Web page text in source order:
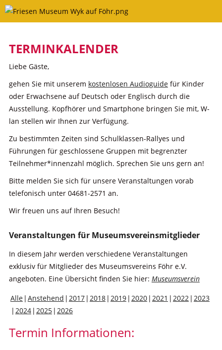
Skip
TERMINKALENDER
Liebe Gäste,
gehen Sie mit unserem kostenlosen Audioguidefür Kinder
oder Erwachsene auf Deutsch oder Englisch durch die
Ausstellung. Kopfhörer und Smartphone bringen Sie mit, W-
lan stellen wir Ihnen zur Verfügung.
Zu bestimmten Zeiten sind Schulklassen-Rallyes und
Führungen für geschlossene Gruppen mit begrenzter
Teilnehmer*innenzahl möglich. Sprechen Sie uns gern an!
Bitte melden Sie sich für unsere Veranstaltungen vorab
telefonisch unter 04681-2571 an.
Wir freuen uns auf Ihren Besuch!
Veranstaltungen für Museumsvereinsmitglieder
In diesem Jahr werden verschiedene Veranstaltungen
exklusiv für Mitglieder des Museumsvereins Föhr e.V.
angeboten. Eine Übersicht finden Sie hier: Museumsverein
Alle Anstehend 2017 2018 2019 2020 2021 2022
2023
2024 2025 2026
Termin Informationen: